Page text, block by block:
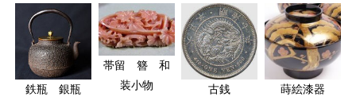
鉄瓶 銀瓶
帯留 簪 和
装小物
古銭 蒔絵漆器